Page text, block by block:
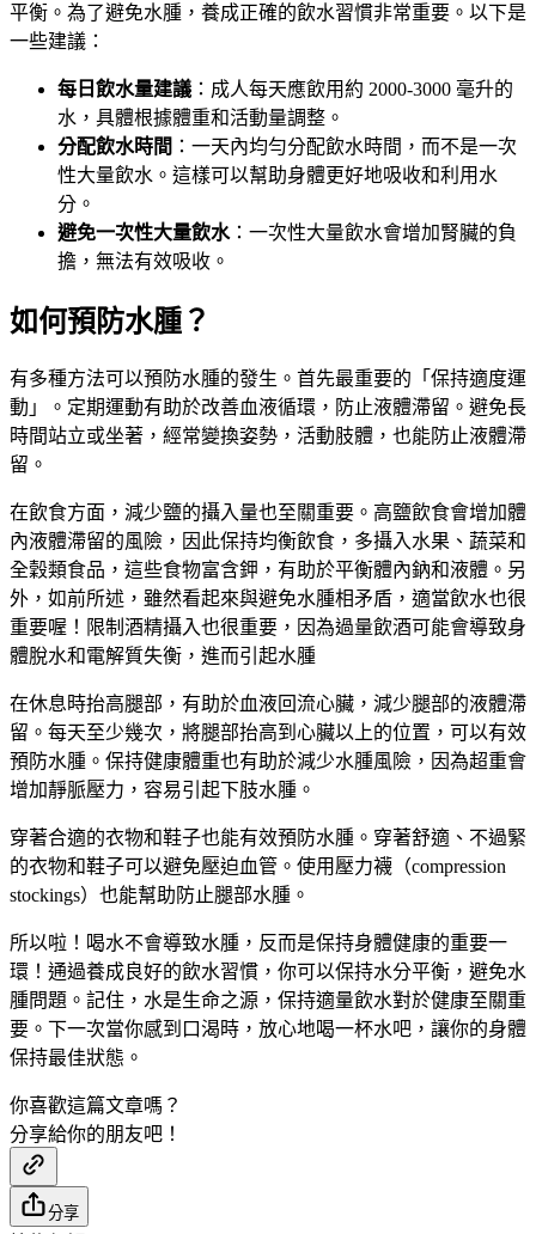
平衡。為了避免水腫，養成正確的飲水習慣非常重要。以下是
一些建議：
每日飲水量建議 ：成人每天應飲用約 2000-3000 毫升的
水，具體根據體重和活動量調整。
分配飲水時間 ：一天內均勻分配飲水時間，而不是一次
性大量飲水。這樣可以幫助身體更好地吸收和利用水
分。
避免一次性大量飲水：一次性大量飲水會增加腎臟的負
擔，無法有效吸收。
如何預防水腫？
有多種方法可以預防水腫的發生。首先最重要的「保持適度運
動」。定期運動有助於改善血液循環，防止液體滯留。避免長
時間站立或坐著，經常變換姿勢，活動肢體，也能防止液體滯
留。
在飲食方面，減少鹽的攝入量也至關重要。高鹽飲食會增加體
內液體滯留的風險，因此保持均衡飲食，多攝入水果、蔬菜和
全穀類食品，這些食物富含鉀，有助於平衡體內鈉和液體。另
外，如前所述，雖然看起來與避免水腫相矛盾，適當飲水也很
重要喔！限制酒精攝入也很重要，因為過量飲酒可能會導致身
體脫水和電解質失衡，進而引起水腫
在休息時抬高腿部，有助於血液回流心臟，減少腿部的液體滯
留。每天至少幾次，將腿部抬高到心臟以上的位置，可以有效
預防水腫。保持健康體重也有助於減少水腫風險，因為超重會
增加靜脈壓力，容易引起下肢水腫。
穿著合適的衣物和鞋子也能有效預防水腫。穿著舒適、不過緊
的衣物和鞋子可以避免壓迫血管。使用壓力襪（compression
stockings）也能幫助防止腿部水腫。
所以啦！喝水不會導致水腫，反而是保持身體健康的重要一
環！通過養成良好的飲水習慣，你可以保持水分平衡，避免水
腫問題。記住，水是生命之源，保持適量飲水對於健康至關重
要。下一次當你感到口渴時，放心地喝一杯水吧，讓你的身體
保持最佳狀態。
你喜歡這篇文章嗎？
分享給你的朋友吧！
分享